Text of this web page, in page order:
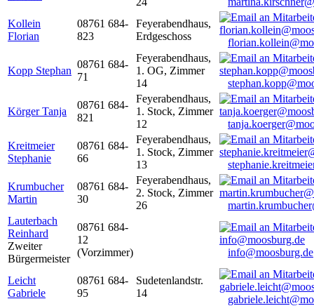
Kollein
Florian
08761 684-
823
Feyerabendhaus,
Erdgeschoss
Kopp Stephan
08761 684-
71
Feyerabendhaus,
1. OG, Zimmer
14
Körger Tanja
08761 684-
821
Feyerabendhaus,
1. Stock, Zimmer
12
Kreitmeier
Stephanie
08761 684-
66
Feyerabendhaus,
1. Stock, Zimmer
13
Krumbucher
Martin
08761 684-
30
Feyerabendhaus,
2. Stock, Zimmer
26
Lauterbach
Reinhard
Zweiter
Bürgermeister
08761 684-
12
(Vorzimmer)
info@moosburg.de
Leicht
Gabriele
08761 684-
95
Sudetenlandstr.
14